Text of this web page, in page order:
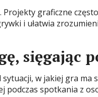
graficzne
i ułatwia
sięgając
w jakiej gra ma
podczas spotkania z